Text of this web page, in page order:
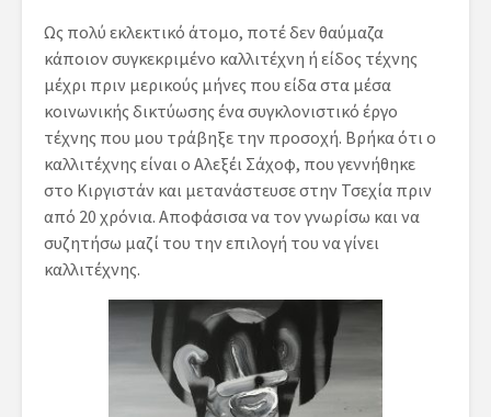
Ως πολύ εκλεκτικό άτομο, ποτέ δεν θαύμαζα
κάποιον συγκεκριμένο καλλιτέχνη ή είδος τέχνης
μέχρι πριν μερικούς μήνες που είδα στα μέσα
κοινωνικής δικτύωσης ένα συγκλονιστικό έργο
τέχνης που μου τράβηξε την προσοχή. Βρήκα ότι ο
καλλιτέχνης είναι ο Αλεξέι Σάχοφ, που γεννήθηκε
στο Κιργιστάν και μετανάστευσε στην Τσεχία πριν
από 20 χρόνια. Αποφάσισα να τον γνωρίσω και να
συζητήσω μαζί του την επιλογή του να γίνει
καλλιτέχνης.